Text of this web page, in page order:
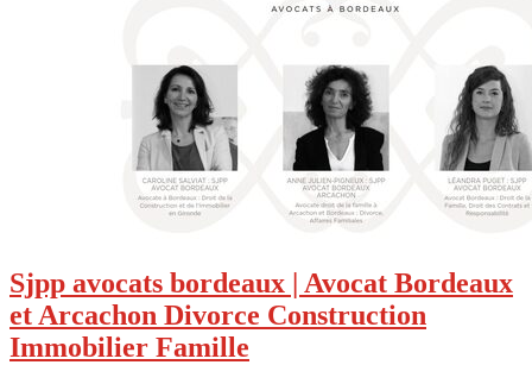
Sjpp avocats bordeaux | Avocat Bordeaux
et Arcachon Divorce Construction
Immobilier Famille